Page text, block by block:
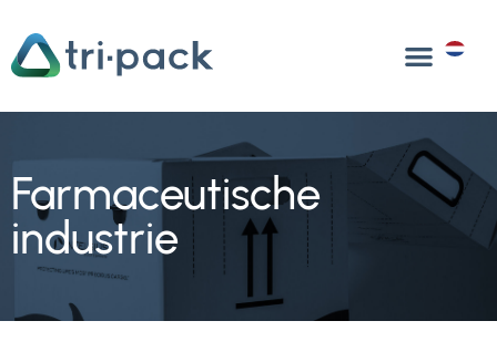
naar
inhoud
Farmaceutische
industrie